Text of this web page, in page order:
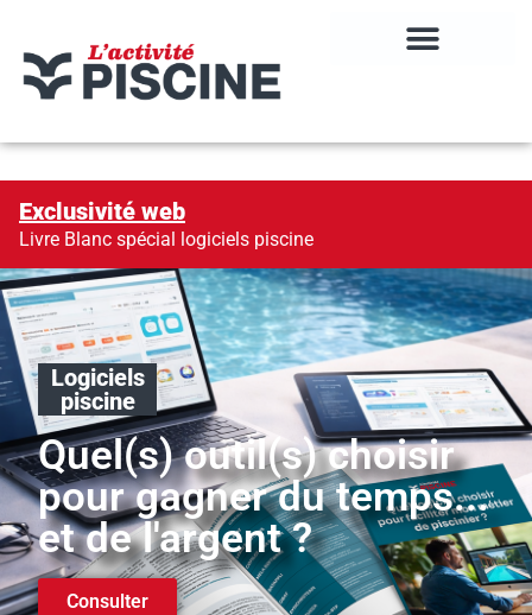
Exclusivité web
Livre Blanc spécial logiciels piscine
Logiciels
piscine
Quel(s) outil(s) choisir
pour gagner du temps...
et de l'argent ?
Consulter